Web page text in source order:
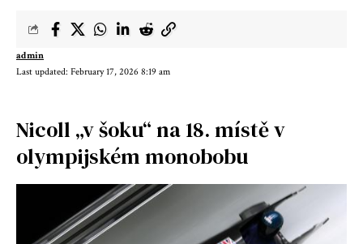
Last updated: February 17, 2026 8:19 am
admin
Nicoll „v šoku“ na 18. místě v
olympijském monobobu